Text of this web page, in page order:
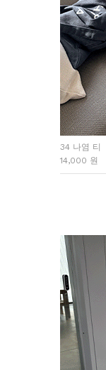
34 나염 티
14,000 원